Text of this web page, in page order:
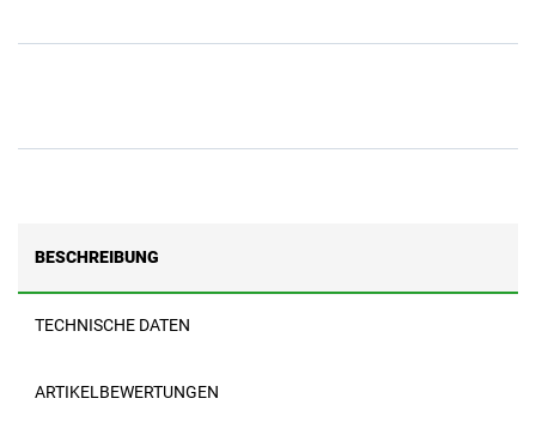
BESCHREIBUNG
TECHNISCHE DATEN
ARTIKELBEWERTUNGEN